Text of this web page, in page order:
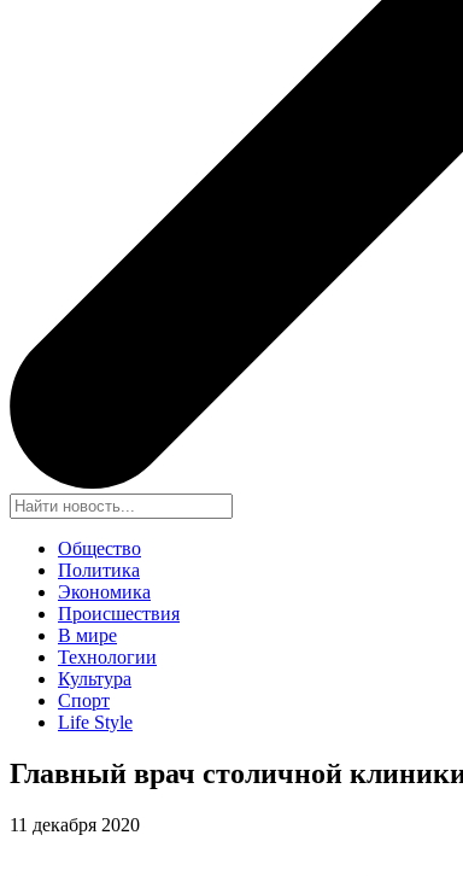
Общество
Политика
Экономика
Происшествия
В мире
Технологии
Культура
Спорт
Life Style
Главный врач столичной
11 декабря 2020